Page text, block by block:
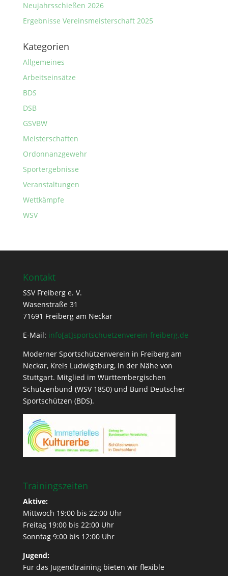
Neujahrsschießen 2026
Ergebnisse Vereinsmeisterschaft 2025
Kategorien
Allgemeines
Arbeitseinsätze
BDS
DSB
GSVBW
Meisterschaften
Ordonnanzgewehr
Sportergebnisse
Veranstaltungen
Wettkämpfe
WSV
Kontakt
SSV Freiberg e. V.
Wasenstraße 31
71691 Freiberg am Neckar
E-Mail: info[at]sportschuetzenverein-freiberg.de
Moderner Sportschützenverein in Freiberg am
Neckar, Kreis Ludwigsburg, in der Nähe von
Stuttgart. Mitglied im Württembergischen
Schützenbund (WSV 1850) und Bund Deutscher
Sportschützen (BDS).
Trainingszeiten
Aktive:
Mittwoch 19:00 bis 22:00 Uhr
Freitag 19:00 bis 22:00 Uhr
Sonntag 9:00 bis 12:00 Uhr
Jugend:
Für das Jugendtraining bieten wir flexible